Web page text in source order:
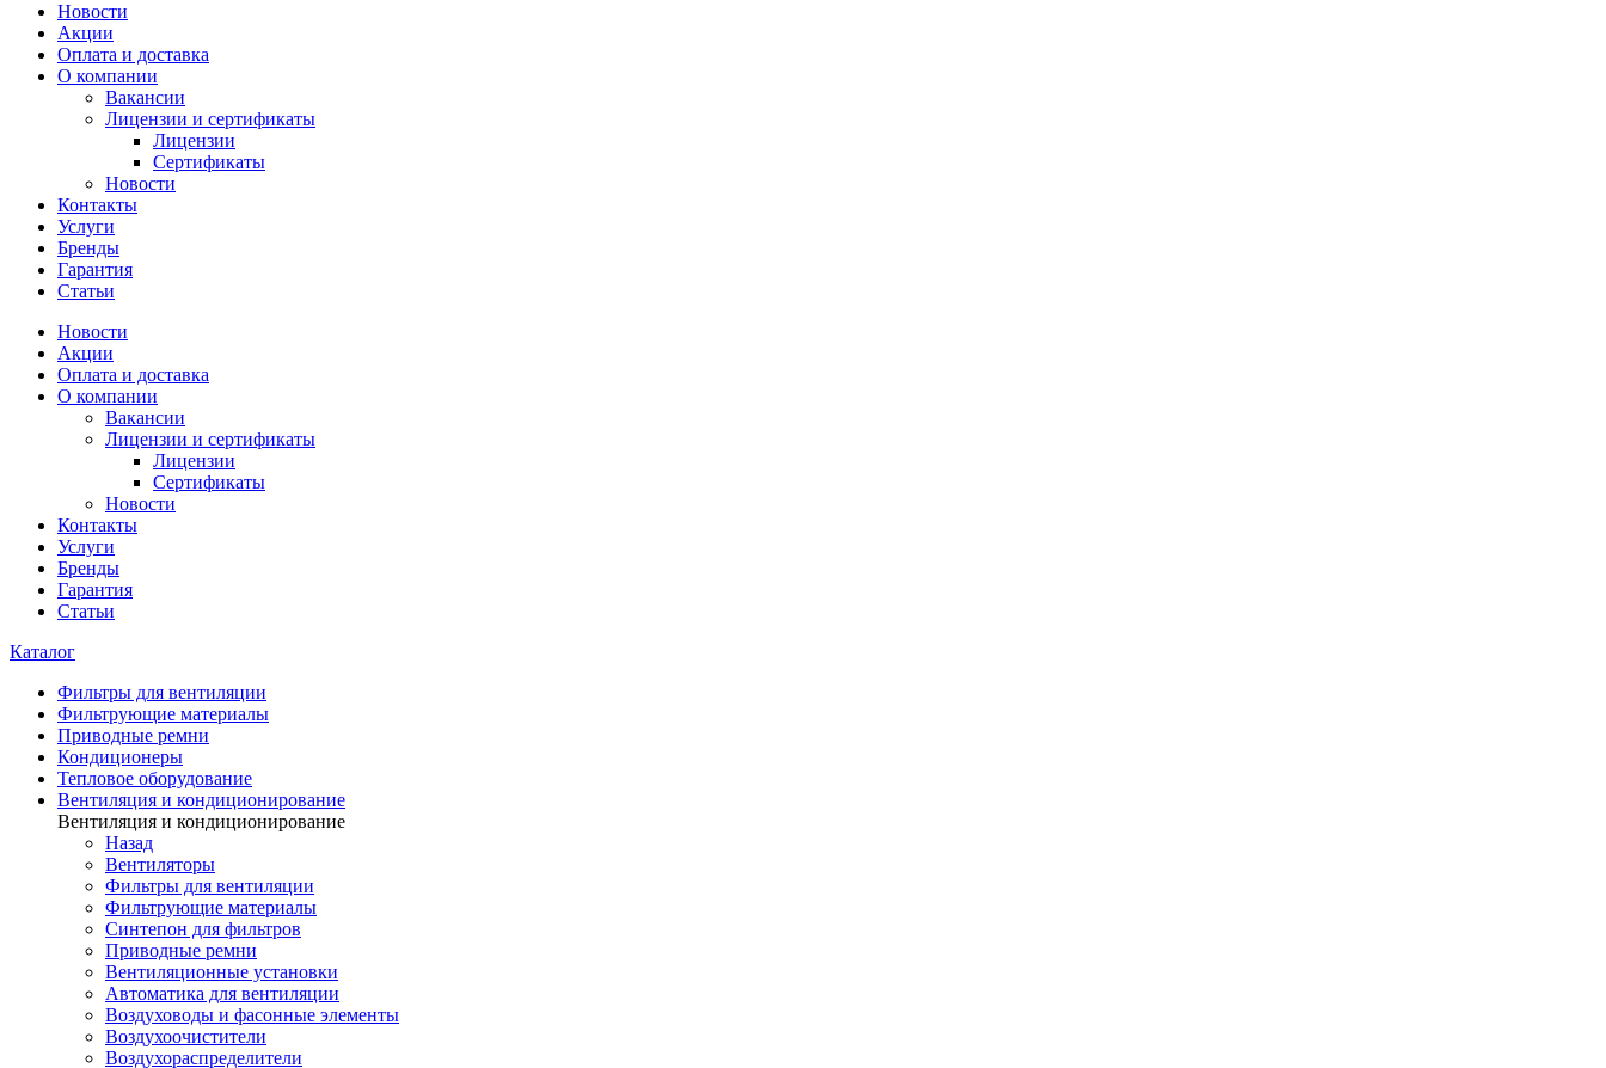
Новости
Акции
Оплата и доставка
О компании
Вакансии
Лицензии и сертификаты
Лицензии
Сертификаты
Новости
Контакты
Услуги
Бренды
Гарантия
Статьи
Новости
Акции
Оплата и доставка
О компании
Вакансии
Лицензии и сертификаты
Лицензии
Сертификаты
Новости
Контакты
Услуги
Бренды
Гарантия
Статьи
Каталог
Фильтры для вентиляции
Фильтрующие материалы
Приводные ремни
Кондиционеры
Тепловое оборудование
Вентиляция и кондиционирование
Вентиляция и кондиционирование
Назад
Вентиляторы
Фильтры для вентиляции
Фильтрующие материалы
Синтепон для фильтров
Приводные ремни
Вентиляционные установки
Автоматика для вентиляции
Воздуховоды и фасонные элементы
Воздухоочистители
Воздухораспределители